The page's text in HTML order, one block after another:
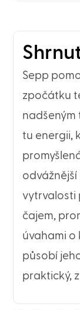
Sepp
zpočátku
nadšeným
tu energii,
vytrvalosti
čajem,
úvahami o
působí
praktický,